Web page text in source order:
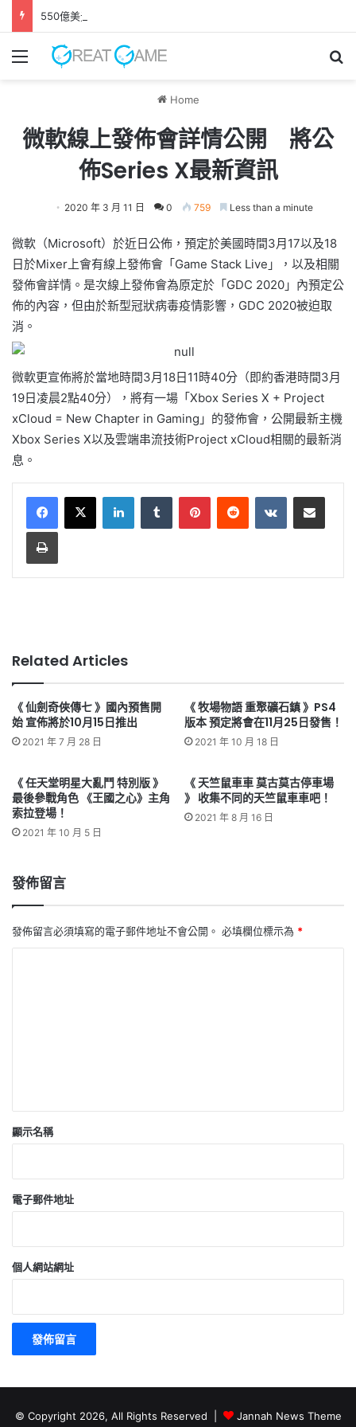
550億美元收購案正式完成 EA轉型成為私人公司
Menu
Home
微軟線上發佈會詳情公開 將公
佈Series X最新資訊
2020 年 3 月 11 日 0 759 Less than a minute
微軟（Microsoft）於近日公佈，預定於美國時間3月17以及18
日於Mixer上會有線上發佈會「Game Stack Live」，以及相關
發佈會詳情。是次線上發佈會為原定於「GDC 2020」內預定公
佈的內容，但由於新型冠狀病毒疫情影響，GDC 2020被迫取
消。
微軟更宣佈將於當地時間3月18日11時40分（即約香港時間3月
19日凌晨2點40分），將有一場「Xbox Series X + Project
xCloud = New Chapter in Gaming」的發佈會，公開最新主機
Xbox Series X以及雲端串流技術Project xCloud相關的最新消
息。
LinkedInTumblr PinterestReddit VKontakteShare via Email
Print
Related Articles
《 仙劍奇俠傳七 》國內預售開
始 宣佈將於10月15日推出
2021 年 7 月 28 日
《 牧場物語 重聚礦石鎮 》PS4
版本 預定將會在11月25日發售！
2021 年 10 月 18 日
《 任天堂明星大亂鬥 特別版 》
最後參戰角色 《王國之心》主角
索拉登場！
2021 年 10 月 5 日
《 天竺鼠車車 莫古莫古停車場
》 收集不同的天竺鼠車車吧！
2021 年 8 月 16 日
發佈留言
發佈留言必須填寫的電子郵件地址不會公開。 必填欄位標示為 *
顯示名稱
電子郵件地址
個人網站網址
© Copyright 2026, All Rights Reserved | Jannah News Theme